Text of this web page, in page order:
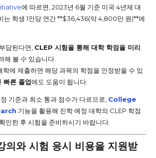
에 따르면, 2023년 6월 기준 미국 4년제 대
는 학생 1인당 연간 **$36,436(약 4,800만 원)**에
담된다면, CLEP 시험을 통해 대학 학점을 미리
해 볼 수 있습니다.
학에 제출하면 해당 과목의 학점을 인정받을 수 있
빠른 졸업에도 도움이 됩니다.
기준과 최소 통과 점수가 다르므로, College
기능을 활용해 진학 예정 대학의 CLEP 학점
인한 후 시험을 준비하시기 바랍니다.
의와 시험 응시 비용을 지원받